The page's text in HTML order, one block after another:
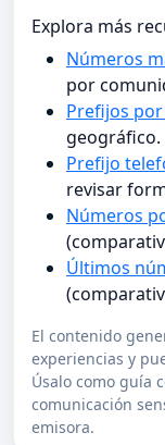
Explora más
Números
por
Prefijos
geográfico.
Prefijo
revisar
Números
Últimos
El contenido
experiencias y
Úsalo como guía
comunicación
emisora.